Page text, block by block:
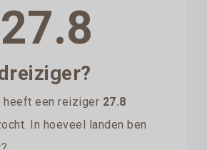
27.8
heeft een reiziger 27.8
In hoeveel landen ben